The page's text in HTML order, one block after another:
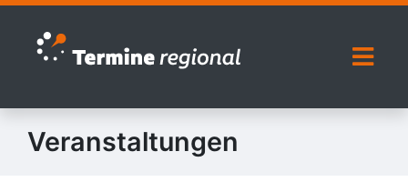
Zur Navigation springen
Zum Inhalt springen
Veranstaltungen